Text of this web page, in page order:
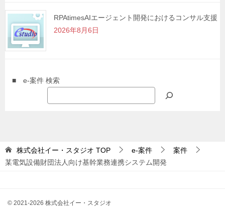
RPAtimesAIエージェント開発におけるコンサル支援
2026年8月6日
■ e-案件 検索
株式会社イー・スタジオ TOP e-案件
案件
某電気設備財団法人向け基幹業務連携システム開発
© 2021-2026 株式会社イー・スタジオ